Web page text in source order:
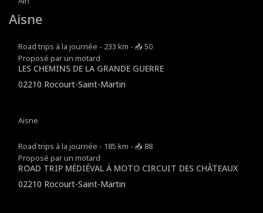
Aisne
Road trips à la journée - 233 km - 📥 50
Proposé par un motard
LES CHEMINS DE LA GRANDE GUERRE
02210 Rocourt-Saint-Martin
Aisne
Road trips à la journée - 185 km - 📥 88
Proposé par un motard
ROAD TRIP MÉDIÉVAL À MOTO CIRCUIT DES CHÂTEAUX
02210 Rocourt-Saint-Martin